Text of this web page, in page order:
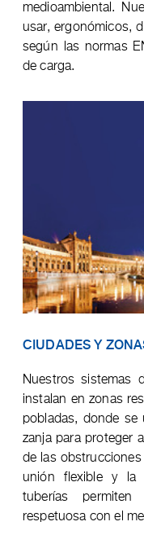
medioambiental.
usar, ergonómicos,
según las normas
de carga.
CIUDADES Y
Nuestros sistemas
instalan en zonas
pobladas, donde se
zanja para proteger
de las
unión flexible y la
tuberías
respetuosa con el